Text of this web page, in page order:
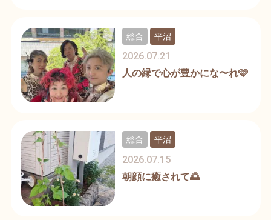
人の縁で心が豊かにな〜れ🩷
2026.07.21
総合 平沼
朝顔に癒されて🌅
2026.07.15
総合 平沼